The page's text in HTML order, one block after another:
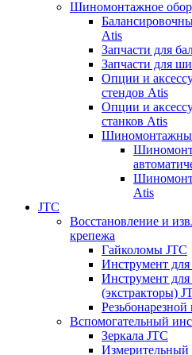
Шиномонтажное
Atis
Запчасти для
Запчасти для
Опции и
стендов Atis
Опции и
станков Atis
Atis
JTC
Восстановление и
крепежа
Гайколомы JTC
Инструмент для
Инструмент для
(экстракторы)
Вспомогательный
Зеркала JTC
Измерительный